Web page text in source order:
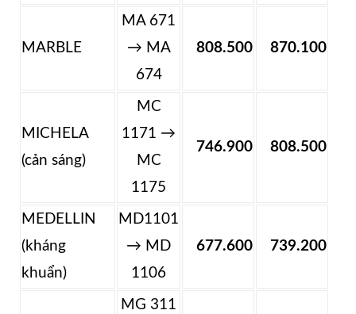
MARBLE
MA 671
→ MA
674
808.500 870.100
MICHELA
(cản sáng)
MC
1171 →
MC
1175
746.900 808.500
MEDELLIN
(kháng
khuẩn)
MD1101
→ MD
1106
677.600 739.200
MG 311